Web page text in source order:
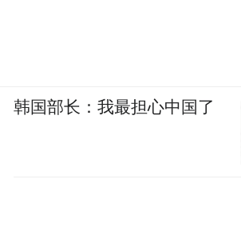
韩国部长：我最担心中国了